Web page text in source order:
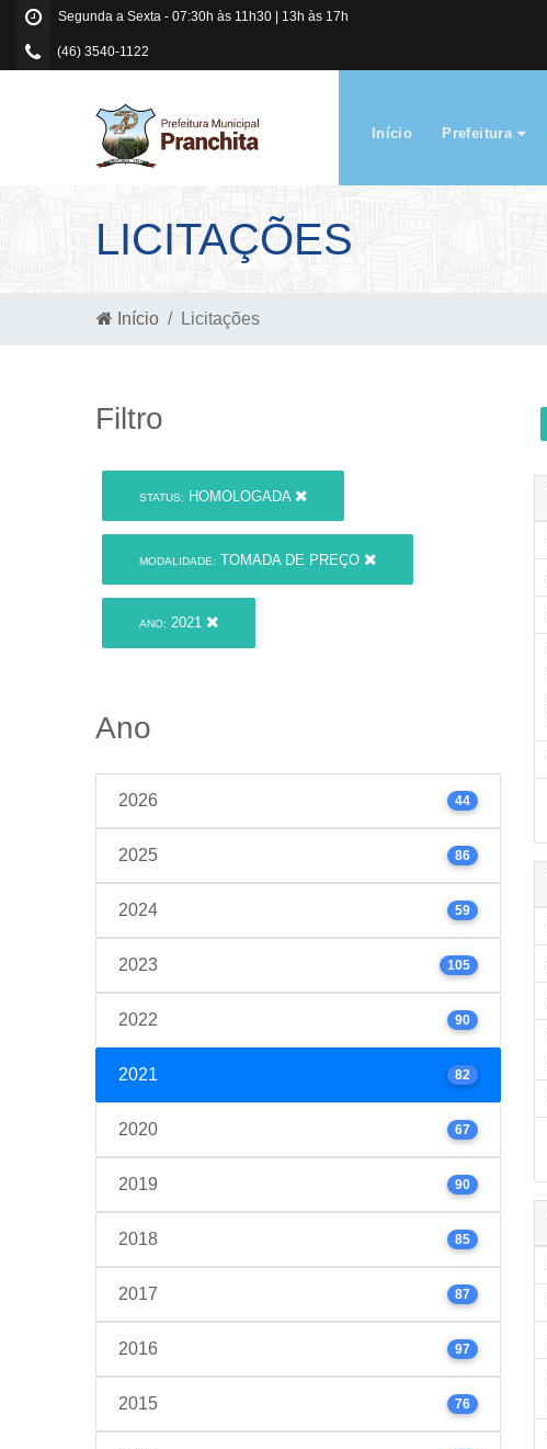
Segunda a Sexta - 07:30h às 11h30 | 13h às 17h
(46) 3540-1122
Início Prefeitura
LICITAÇÕES
Início Licitações
Filtro
STATUS: HOMOLOGADA
MODALIDADE: TOMADA DE PREÇO
ANO: 2021
Ano
2026 44
2025 86
2024 59
2023 105
2022 90
2021 82
2020 67
2019 90
2018 85
2017 87
2016 97
2015 76